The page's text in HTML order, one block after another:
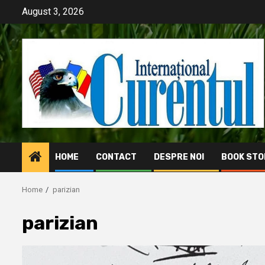
content
August 3, 2026
HOME CONTACT DESPRE NOI BOOK
Home parizian
parizian